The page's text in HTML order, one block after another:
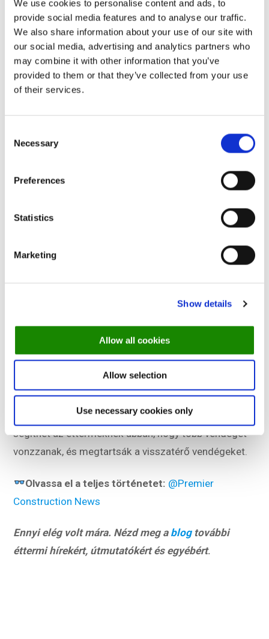
We use cookies to personalise content and ads, to
provide social media features and to analyse our traffic.
We also share information about your use of our site with
our social media, advertising and analytics partners who
may combine it with other information that you’ve
provided to them or that they’ve collected from your use
of their services.
Selection
Necessary
Preferences
Statistics
Marketing
Show details
Allow all cookies
Allow selection
Use necessary cookies only
a helyi kínálatra és árképzésre is.
Olvassa el a teljes történetet: @EFA News
A britek étkezési ajánlatok iránti
A TheFork új kutatása által lefedett
Premier építési
kedvezmények iránt egyre nagyobb, és a tavalyi évhez
megtakarítási forró pontok közé tartozik
értéktudatos étkezők promóciós ajánlatok révén
Az értékek keresése nem korlátozódik az Egyesült
Királyságra. A vendégek Európa-szerte nagy
figyelmet fordítanak az árakra és az ajánlatokra. Az
ajánlatok online láthatóvá tétele a foglalási
platformokon keresztül, a hűségprogramok vagy a
szezonális étlapok segítségével bármely piacon
segíthet az éttermeknek abban, hogy több vendéget
vonzzanak, és megtartsák a visszatérő vendégeket.
Olvassa el a teljes történetet: @Premier
Construction News
Ennyi elég volt mára. Nézd meg a blogtovábbi
éttermi hírekért, útmutatókért és egyébért.